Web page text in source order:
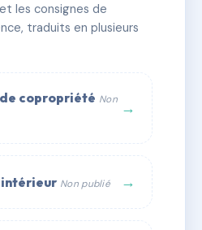
lots 🏗 1 bâtiment(s)
Digital 💬 WhatsApp
les consignes de
traduits en plusieurs
copropriété Non →
intérieur Non publié →